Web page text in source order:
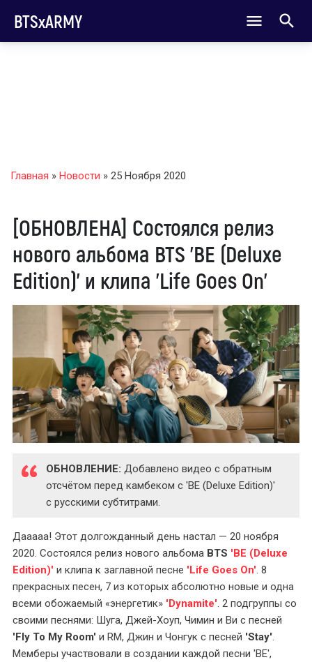
BTSxARMY
Главная » Новости » 25 Ноября 2020
[ОБНОВЛЕНА] Состоялся релиз
нового альбома BTS 'BE (Deluxe
Edition)' и клипа 'Life Goes On'
ОБНОВЛЕНИЕ: Добавлено видео с обратным
отсчётом перед камбеком с 'BE (Deluxe Edition)'
с русскими субтитрами.
Дааааа! Этот долгожданный день настал — 20 ноября
2020. Состоялся релиз нового альбома BTS 'BE (Deluxe
Edition)' и клипа к заглавной песне 'Life Goes On'. 8
прекрасных песен, 7 из которых абсолютно новые и одна
всеми обожаемый «энергетик» 'Dynamite'. 2 подгруппы со
своими песнями: Шуга, Джей-Хоуп, Чимин и Ви с песней
'Fly To My Room' и RM, Джин и Чонгук с песней 'Stay'.
Мемберы участвовали в создании каждой песни 'BE',